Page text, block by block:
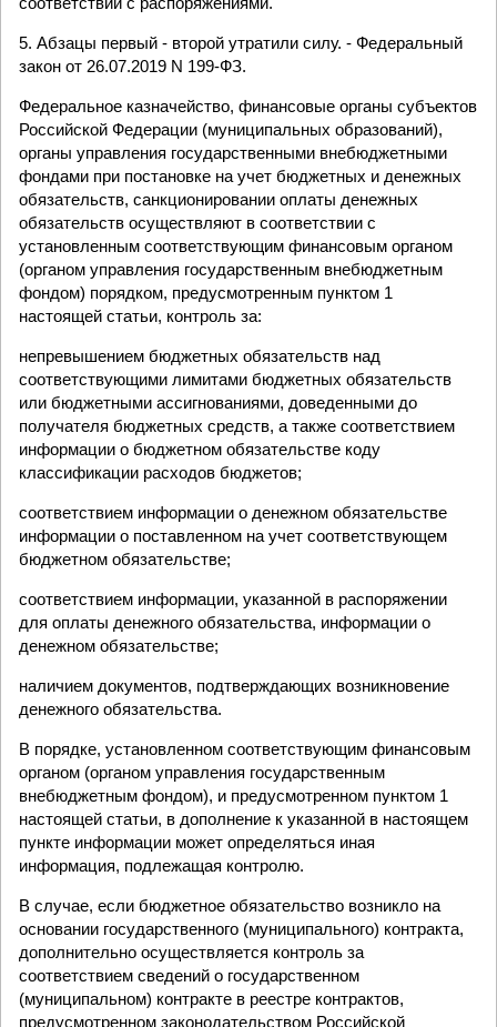
5. Абзацы первый - второй утратили силу. - Федеральный
закон от 26.07.2019 N 199-ФЗ.
Федеральное казначейство, финансовые органы субъектов
Российской Федерации (муниципальных образований),
органы управления государственными внебюджетными
фондами при постановке на учет бюджетных и денежных
обязательств, санкционировании оплаты денежных
обязательств осуществляют в соответствии с
установленным соответствующим финансовым органом
(органом управления государственным внебюджетным
фондом) порядком, предусмотренным пунктом 1
настоящей статьи, контроль за:
непревышением бюджетных обязательств над
соответствующими лимитами бюджетных обязательств
или бюджетными ассигнованиями, доведенными до
получателя бюджетных средств, а также соответствием
информации о бюджетном обязательстве коду
классификации расходов бюджетов;
соответствием информации о денежном обязательстве
информации о поставленном на учет соответствующем
бюджетном обязательстве;
соответствием информации, указанной в распоряжении
для оплаты денежного обязательства, информации о
денежном обязательстве;
наличием документов, подтверждающих возникновение
денежного обязательства.
В порядке, установленном соответствующим финансовым
органом (органом управления государственным
внебюджетным фондом), и предусмотренном пунктом 1
настоящей статьи, в дополнение к указанной в настоящем
пункте информации может определяться иная
информация, подлежащая контролю.
В случае, если бюджетное обязательство возникло на
основании государственного (муниципального) контракта,
дополнительно осуществляется контроль за
соответствием сведений о государственном
(муниципальном) контракте в реестре контрактов,
предусмотренном законодательством Российской